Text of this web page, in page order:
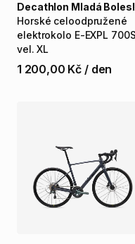
Horské celoodpružené
elektrokolo E-EXPL 700S
vel. XL
Decathlon Mladá
1 200,00 Kč / den